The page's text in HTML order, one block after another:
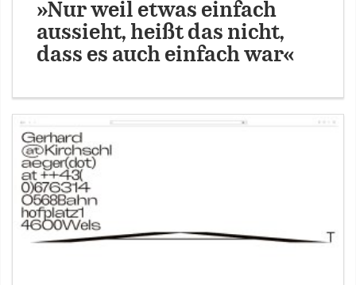
»Nur weil etwas einfach
aussieht, heißt das nicht,
dass es auch einfach war«